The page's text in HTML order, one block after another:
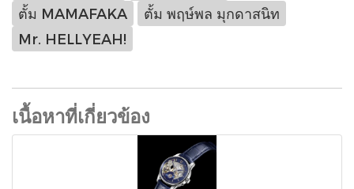
ตั้ม MAMAFAKA
ตั้ม พฤษ์พล มุกดาสนิท
Mr. HELLYEAH!
เนื้อหาที่เกี่ยวข้อง